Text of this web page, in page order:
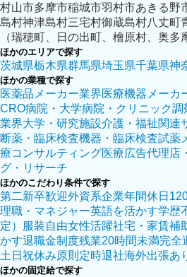
村山市多摩市稲城市羽村市あきる野
島村神津島村三宅村御蔵島村八丈町
（瑞穂町、日の出町、檜原村、奥多
ほかのエリアで探す
茨城県栃木県群馬県埼玉県千葉県神
ほかの業種で探す
医薬品メーカー業界医療機器メーカ
CRO病院・大学病院・クリニック調
業界大学・研究施設介護・福祉関連
断薬・臨床検査機器・臨床検査試薬
療コンサルティング医療広告代理店
グ・リサーチ
ほかのこだわり条件で探す
第二新卒歓迎外資系企業年間休日
理職・マネジャー英語を活かす学歴
定）
服装自由女性活躍社宅・家賃補
かす退職金制度残業20時間未満完全
土日祝休み原則定時退社海外出張あ
ほかの固定給で探す